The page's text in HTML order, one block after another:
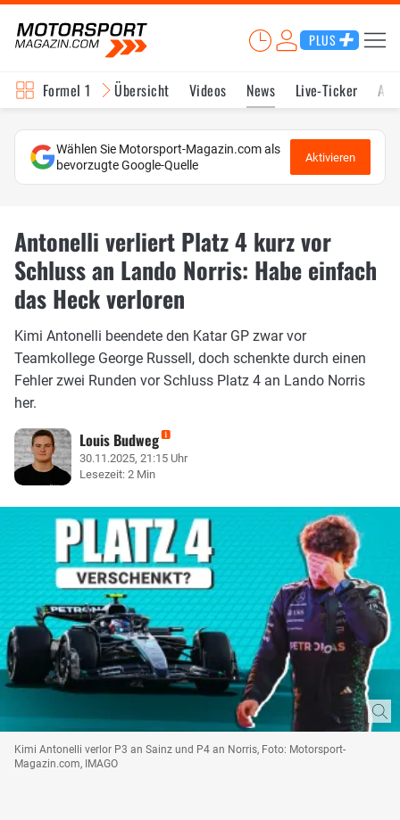
PLUS
Formel 1 Übersicht Videos News Live-Ticker
Wählen Sie Motorsport-Magazin.com als
bevorzugte Google-Quelle
Aktivieren
Antonelli verliert Platz 4 kurz vor
Schluss an Lando Norris: Habe einfach
das Heck verloren
Kimi Antonelli beendete den Katar GP zwar vor
Teamkollege George Russell, doch schenkte durch einen
Fehler zwei Runden vor Schluss Platz 4 an Lando Norris
her.
Louis Budweg
30.11.2025, 21:15 Uhr
Lesezeit: 2 Min
Kimi Antonelli verlor P3 an Sainz und P4 an Norris, Foto: Motorsport-
Magazin.com, IMAGO